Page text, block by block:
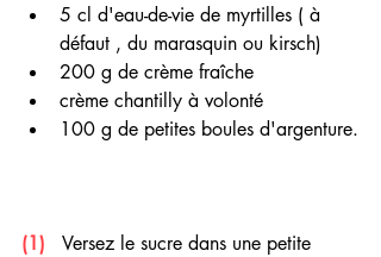
5 cl d'eau-de-vie de myrtilles ( à
défaut , du marasquin ou kirsch)
200 g de crème fraîche
crème chantilly à volonté
100 g de petites boules d'argenture.
(1)
   Versez le sucre dans une petite